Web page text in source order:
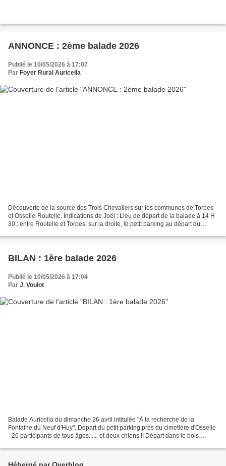
ANNONCE : 2ème balade 2026
Publié le 10/05/2026 à 17:07
Par Foyer Rural Auricella
Découverte de la source des Trois Chevaliers sur les communes de Torpes
et Osselle-Routelle. Indications de Joël : Lieu de départ de la balade à 14 H
30 : entre Routelle et Torpes, sur la droite, le petit parking au départ du
BILAN : 1ère balade 2026
Publié le 10/05/2026 à 17:04
Par J. Voulot
Balade Auricella du dimanche 26 avril intitulée "À la recherche de la
Fontaine du Neuf d'Huy". Départ du petit parking près du cimetière d'Osselle
- 26 participants de tous âges...... et deux chiens !! Départ dans le bois